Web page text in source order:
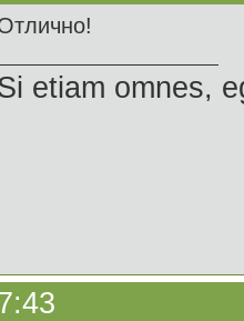
etiam omnes,